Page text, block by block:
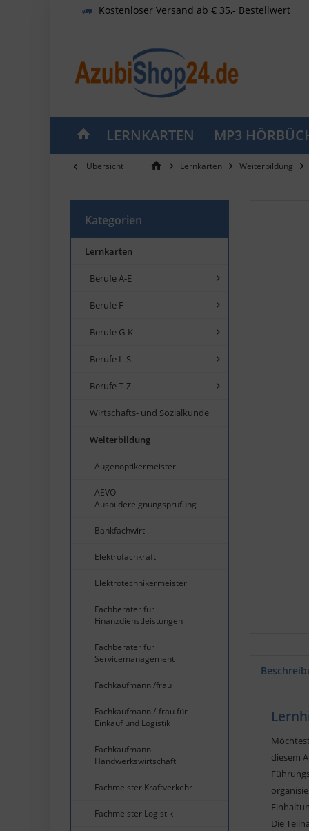
Kostenloser Versand ab € 35,- Bestellwert
LERNKARTEN MP3
Übersicht Lernkarten Weiterbildung
Kategorien
Lernkarten
Berufe A-E
Berufe F
Berufe G-K
Berufe L-S
Berufe T-Z
Wirtschafts- und Sozialkunde
Weiterbildung
Augenoptikermeister
AEVO
Ausbildereignungsprüfung
Bankfachwirt
Elektrofachkraft
Elektrotechnikermeister
Fachberater für
Finanzdienstleistungen
Fachberater für
Servicemanagement
Fachkaufmann /frau
Fachkaufmann /-frau für
Einkauf und Logistik
Fachkaufmann
Handwerkswirtschaft
Fachmeister Kraftverkehr
Fachmeister Logistik
diesem
Die